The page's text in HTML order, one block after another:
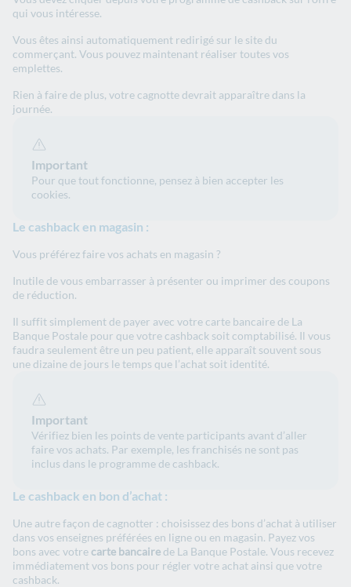
qui vous intéresse.
Vous êtes ainsi automatiquement redirigé sur le site du
commerçant. Vous pouvez maintenant réaliser toutes vos
emplettes.
Rien à faire de plus, votre cagnotte devrait apparaître dans la
journée.
Important
Pour que tout fonctionne, pensez à bien accepter les
cookies.
Le cashback en magasin :
Vous préférez faire vos achats en magasin ?
Inutile de vous embarrasser à présenter ou imprimer des coupons
de réduction.
Il suffit simplement de payer avec votre carte bancaire de La
Banque Postale pour que votre cashback soit comptabilisé. Il vous
faudra seulement être un peu patient, elle apparaît souvent sous
une dizaine de jours le temps que l’achat soit identité.
Important
Vérifiez bien les points de vente participants avant d’aller
faire vos achats. Par exemple, les franchisés ne sont pas
inclus dans le programme de cashback.
Le cashback en bon d’achat :
Une autre façon de cagnotter : choisissez des bons d’achat à utiliser
dans vos enseignes préférées en ligne ou en magasin. Payez vos
bons avec votre carte bancairede La Banque Postale. Vous recevez
immédiatement vos bons pour régler votre achat ainsi que votre
cashback.